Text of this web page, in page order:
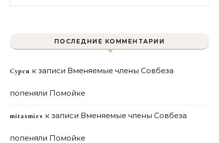
ПОСЛЕДНИЕ КОММЕНТАРИИ
Сурен к записи Вменяемые члены Совбеза
попеняли Помойке
mitasmies к записи Вменяемые члены Совбеза
попеняли Помойке